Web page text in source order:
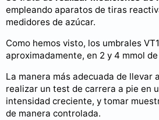
empleando aparatos de tiras
medidores de azúcar.
Como hemos visto, los umbrales
aproximadamente, en 2 y 4 mmol
La manera más adecuada de llevar
realizar un test de carrera a pie en
intensidad creciente, y tomar
de manera controlada.